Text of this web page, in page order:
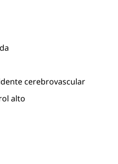
cerebrovascular
alto